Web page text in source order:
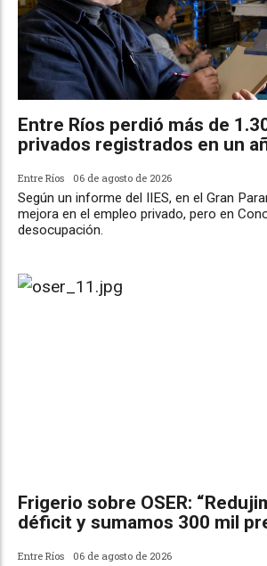
Entre Ríos perdió más de
privados registrados en un
Entre Ríos 06 de agosto de 2026
Según un informe del IIES, en el Gran
mejora en el empleo privado, pero en
desocupación.
Frigerio sobre OSER:
déficit y sumamos 300 mil
Entre Ríos 06 de agosto de 2026